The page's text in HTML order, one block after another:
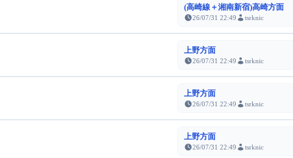
(高崎線＋湘南新宿)高崎方面
26/07/31 22:49 tsrknic
上野方面
26/07/31 22:49 tsrknic
上野方面
26/07/31 22:49 tsrknic
上野方面
26/07/31 22:49 tsrknic